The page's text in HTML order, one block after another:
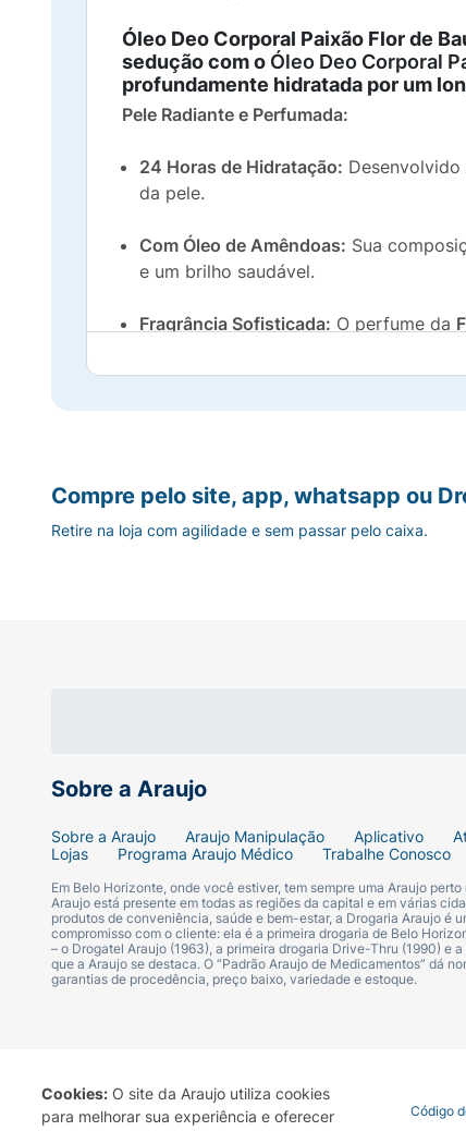
Cookies: O site da Araujo utiliza cookies
para melhorar sua experiência e oferecer
Óleo Deo Corporal Paixão Flor de
sedução com o Óleo Deo Corporal
profundamente hidratada por um
Pele Radiante e Perfumada:
24 Horas de Hidratação:
da pele.
Com Óleo de Amêndoas: Sua
e um brilho saudável.
Fragrância Sofisticada: O perfume da
é prático e o produto
hidratação desejada. Mime-se com o
Sobre a Araujo
Sobre a Araujo Araujo Manipulação Aplicativo
Lojas
Programa Araujo Médico Trabalhe Conosco
Em Belo Horizonte, onde você estiver, tem sempre uma Araujo
Araujo está presente em todas as regiões da capital e em várias
produtos de conveniência, saúde e bem-estar, a Drogaria Araujo é
compromisso com o cliente: ela é a primeira drogaria de Belo
– o Drogatel Araujo (1963), a primeira drogaria Drive-Thru (1990) e
que a Araujo se destaca. O “Padrão Araujo de Medicamentos” dá
garantias de procedência, preço baixo, variedade e estoque.
Compre pelo site, app, whatsapp ou
Retire na loja com agilidade e sem passar pelo caixa.
Termo de Uso Portal da Privacidade Covid-19 Código